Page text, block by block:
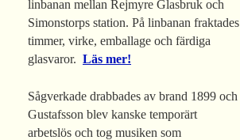
linbanan mellan Rejmyre Glasbruk och
Simonstorps station. På linbanan fraktades
timmer, virke, emballage och färdiga
glasvaror. Läs mer!
Sågverkade drabbades av brand 1899 och
Gustafsson blev kanske temporärt
arbetslös och tog musiken som